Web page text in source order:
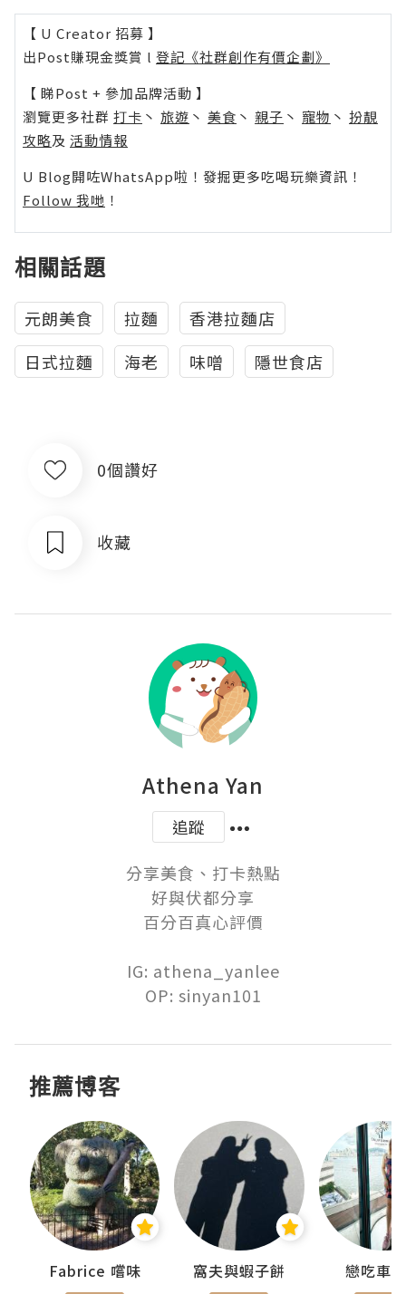
【 U Creator 招募 】
出Post賺現金獎賞 l 登記《社群創作有價企劃》
【 睇Post + 參加品牌活動 】
瀏覽更多社群 打卡 丶 旅遊 丶 美食 丶 親子 丶 寵物 丶 扮靚
攻略及 活動情報
U Blog開咗WhatsApp啦！發掘更多吃喝玩樂資訊！
Follow 我哋 ！
相關話題
元朗美食 拉麵
香港拉麵店
日式拉麵
海老 味噌 隱世食店
0個讚好
收藏
Athena Yan
追蹤
分享美食、打卡熱點
好與伏都分享
百分百真心評價
IG: athena_yanlee
OP: sinyan101
推薦博客
Fabrice 嚐味 窩夫與蝦子餅 戀吃車